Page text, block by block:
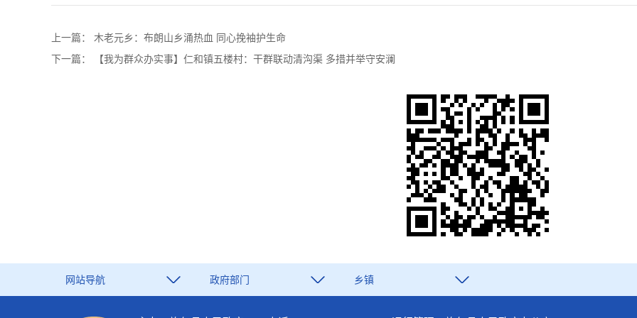
上一篇： 木老元乡：布朗山乡涌热血 同心挽袖护生命
下一篇：
【我为群众办实事】仁和镇五楼村：干群联动清沟渠 多措并举守安澜
网站导航 政府部门 乡镇